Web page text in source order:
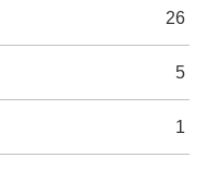
26
5
1